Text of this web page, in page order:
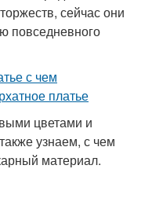
сейчас они
повседневного
цветами и
узнаем, с чем
материал.